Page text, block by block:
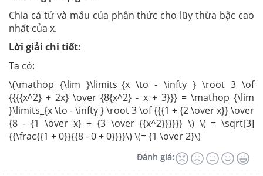
Chia cả tử và mẫu của phân thức cho lũy thừa bậc cao
nhất của x.
Lời giải chi tiết:
Ta có:
\(\mathop {\lim }\limits_{x \to - \infty } \root 3 \of
{{{{x^2} + 2x} \over {8{x^2} - x + 3}}} = \mathop {\lim
}\limits_{x \to - \infty } \root 3 \of {{{1 + {2 \over x}} \over
{8 - {1 \over x} + {3 \over {{x^2}}}}}} \) \( = \sqrt[3]
{{\frac{{1 + 0}}{{8 - 0 + 0}}}}\) \(= {1 \over 2}\)
Đánh giá: